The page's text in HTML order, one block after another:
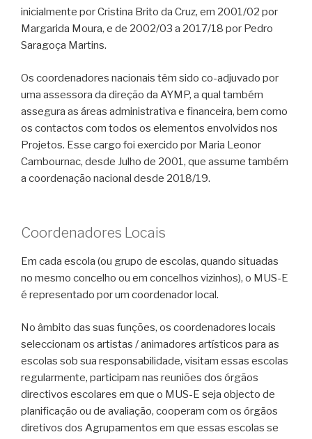
inicialmente por Cristina Brito da Cruz, em 2001/02 por
Margarida Moura, e de 2002/03 a 2017/18 por Pedro
Saragoça Martins.
Os coordenadores nacionais têm sido co-adjuvado por
uma assessora da direção da AYMP, a qual também
assegura as áreas administrativa e financeira, bem como
os contactos com todos os elementos envolvidos nos
Projetos. Esse cargo foi exercido por Maria Leonor
Cambournac, desde Julho de 2001, que assume também
a coordenação nacional desde 2018/19.
Coordenadores Locais
Em cada escola (ou grupo de escolas, quando situadas
no mesmo concelho ou em concelhos vizinhos), o MUS-E
é representado por um coordenador local.
No âmbito das suas funções, os coordenadores locais
seleccionam os artistas / animadores artísticos para as
escolas sob sua responsabilidade, visitam essas escolas
regularmente, participam nas reuniões dos órgãos
directivos escolares em que o MUS-E seja objecto de
planificação ou de avaliação, cooperam com os órgãos
diretivos dos Agrupamentos em que essas escolas se